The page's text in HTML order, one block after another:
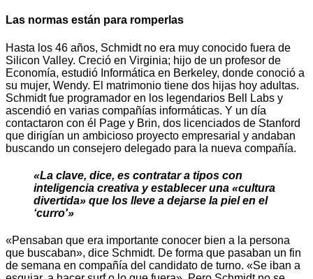
Las normas están para romperlas
Hasta los 46 años, Schmidt no era muy conocido fuera de
Silicon Valley. Creció en Virginia; hijo de un profesor de
Economía, estudió Informática en Berkeley, donde conoció a
su mujer, Wendy. El matrimonio tiene dos hijas hoy adultas.
Schmidt fue programador en los legendarios Bell Labs y
ascendió en varias compañías informáticas. Y un día
contactaron con él Page y Brin, dos licenciados de Stanford
que dirigían un ambicioso proyecto empresarial y andaban
buscando un consejero delegado para la nueva compañía.
«La clave, dice, es contratar a tipos con
inteligencia creativa y establecer una «cultura
divertida» que los lleve a dejarse la piel en el
‘curro'»
«Pensaban que era importante conocer bien a la persona
que buscaban», dice Schmidt. De forma que pasaban un fin
de semana en compañía del candidato de turno. «Se iban a